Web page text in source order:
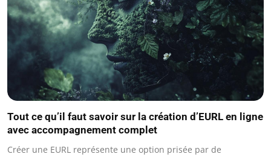
Tout ce qu’il faut savoir sur la création d’EURL en ligne
avec accompagnement complet
Créer une EURL représente une option prisée par de